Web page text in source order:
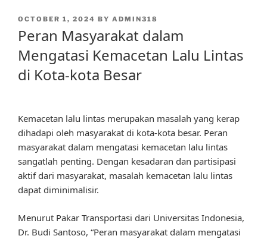
POSTED
OCTOBER 1, 2024 BY ADMIN318
Peran Masyarakat dalam
Mengatasi Kemacetan Lalu Lintas
di Kota-kota Besar
Kemacetan lalu lintas merupakan masalah yang kerap
dihadapi oleh masyarakat di kota-kota besar. Peran
masyarakat dalam mengatasi kemacetan lalu lintas
sangatlah penting. Dengan kesadaran dan partisipasi
aktif dari masyarakat, masalah kemacetan lalu lintas
dapat diminimalisir.
Menurut Pakar Transportasi dari Universitas Indonesia,
Dr. Budi Santoso, “Peran masyarakat dalam mengatasi